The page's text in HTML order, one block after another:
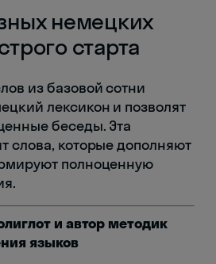
немецких
старта
из базовой сотни
лексикон и позволят
беседы. Эта
слова, которые дополняют
полноценную
и автор методик
языков